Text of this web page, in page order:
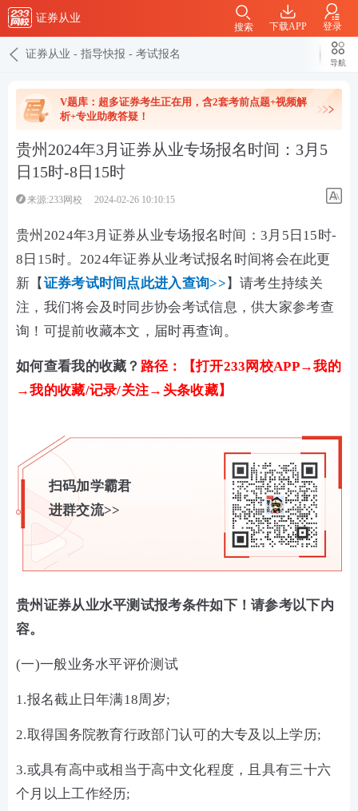
证券从业
下载APP 登录
搜索
证券从业 - 指导快报 - 考试报名
导航
V题库：超多证券考生正在用，含2套考前点题+视频解
析+专业助教答疑！
贵州2024年3月证券从业专场报名时间：3月5
日15时-8日15时
来源:233网校 2024-02-26 10:10:15
贵州2024年3月证券从业专场报名时间：3月5日15时-
8日15时。2024年证券从业考试报名时间将会在此更
新【 证券考试时间点此进入查询>> 】请考生持续关
注，我们将会及时同步协会考试信息，供大家参考查
询！可提前收藏本文，届时再查询。
如何查看我的收藏？ 路径：【打开233网校APP→我的
→我的收藏/记录/关注→头条收藏】
扫码加学霸君
进群交流>>
贵州证券从业水平测试报考条件如下！请参考以下内
容。
(一)一般业务水平评价测试
1.报名截止日年满18周岁;
2.取得国务院教育行政部门认可的大专及以上学历;
3.或具有高中或相当于高中文化程度，且具有三十六
个月以上工作经历;